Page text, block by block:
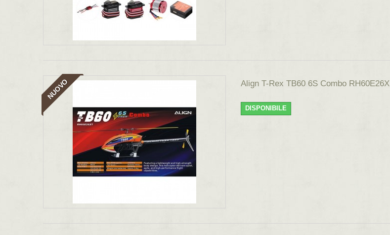
NUOVO Align T-Rex TB60 6S Combo RH60E26X
DISPONIBILE